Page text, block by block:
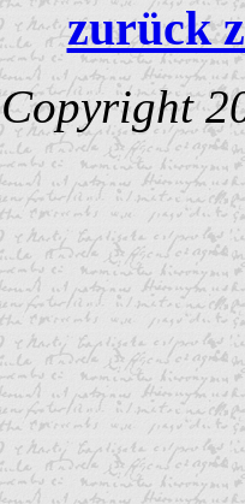
zurück
Copyright